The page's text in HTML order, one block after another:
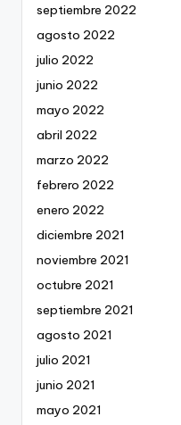
septiembre 2022
agosto 2022
julio 2022
junio 2022
mayo 2022
abril 2022
marzo 2022
febrero 2022
enero 2022
diciembre 2021
noviembre 2021
octubre 2021
septiembre 2021
agosto 2021
julio 2021
junio 2021
mayo 2021